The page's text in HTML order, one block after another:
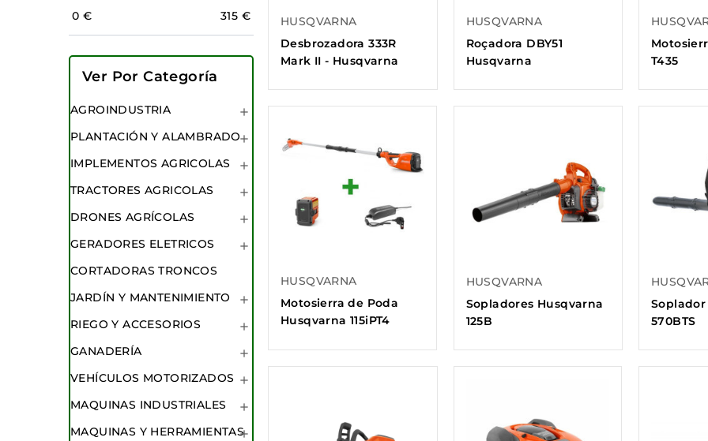
0 € 315 €
Ver Por Categoría
AGROINDUSTRIA 
PLANTACIÓN Y ALAMBRADO
IMPLEMENTOS AGRICOLAS 
TRACTORES AGRICOLAS 
DRONES AGRÍCOLAS 
GERADORES ELETRICOS 
CORTADORAS TRONCOS
JARDÍN Y MANTENIMIENTO

RIEGO Y ACCESORIOS 
GANADERÍA 
VEHÍCULOS MOTORIZADOS 
MAQUINAS INDUSTRIALES 
MAQUINAS Y HERRAMIENTAS
HUSQVARNA
Desbrozadora 333R
Mark II - Husqvarna
HUSQVARNA
Roçadora DBY51
Husqvarna
T435
HUSQVARNA
Motosierra de Poda
Husqvarna 115iPT4
HUSQVARNA
Sopladores Husqvarna
125B
570BTS